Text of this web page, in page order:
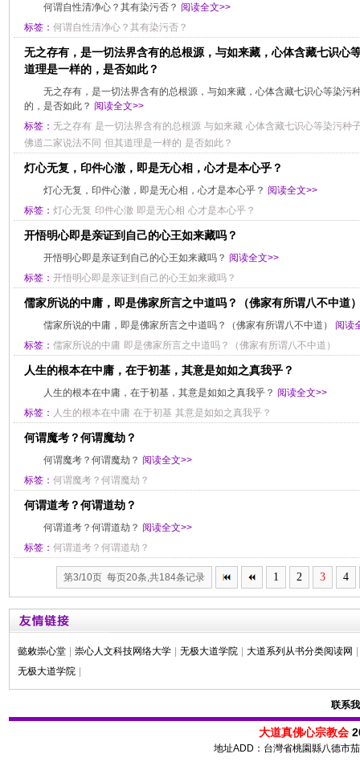
何谓自性清净心？其有染污否？ 阅读全文>>
标签： 何谓自性清净心？其有染污否？
无之存有，是一切法界含有的总根源，与如来藏，心体含藏七识心
道理是一样的，是否如此？
无之存有，是一切法界含有的总根源，与如来藏，心体含藏七识心等染污
的，是否如此？ 阅读全文>>
标签： 无之存有 是一切法界含有的总根源 与如来藏 心体含藏七识心等染污种
佛道二家说法不同 但其道理是一样的 是否如此？
灯心无复，印件心澈，即是无心相，心才是本心乎？
灯心无复，印件心澈，即是无心相，心才是本心乎？ 阅读全文>>
标签： 灯心无复 印件心澈 即是无心相 心才是本心乎？
开悟明心即是亲证到自己的心王如来藏吗？
开悟明心即是亲证到自己的心王如来藏吗？ 阅读全文>>
标签： 开悟明心即是亲证到自己的心王如来藏吗？
儒家所说的中庸，即是佛家所言之中道吗？（佛家有所谓八不中道
儒家所说的中庸，即是佛家所言之中道吗？（佛家有所谓八不中道） 阅读
标签： 儒家所说的中庸 即是佛家所言之中道吗？（佛家有所谓八不中道）
人生的根本在中庸，在于初基，其意是如如之真我乎？
人生的根本在中庸，在于初基，其意是如如之真我乎？ 阅读全文>>
标签： 人生的根本在中庸 在于初基 其意是如如之真我乎？
何谓魔考？何谓魔劫？
何谓魔考？何谓魔劫？ 阅读全文>>
标签： 何谓魔考？何谓魔劫？
何谓道考？何谓道劫？
何谓道考？何谓道劫？ 阅读全文>>
标签： 何谓道考？何谓道劫？
第3/10页 每页20条,共184条记录 1 2 3 4
懿敕崇心堂 崇心人文科技网络大学 无极大道学院 大道系列从书分类阅读网
无极大道学院
联系
大道真佛心宗教会
地址ADD：台灣省桃園縣八德市